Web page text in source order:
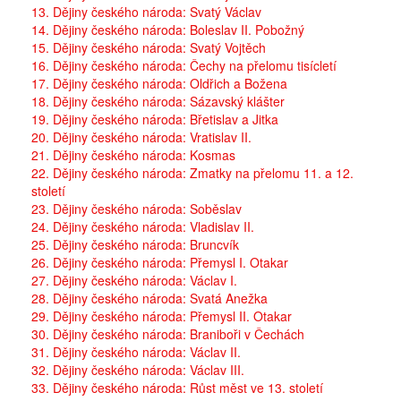
13. Dějiny českého národa: Svatý Václav
14. Dějiny českého národa: Boleslav II. Pobožný
15. Dějiny českého národa: Svatý Vojtěch
16. Dějiny českého národa: Čechy na přelomu tisícletí
17. Dějiny českého národa: Oldřich a Božena
18. Dějiny českého národa: Sázavský klášter
19. Dějiny českého národa: Břetislav a Jitka
20. Dějiny českého národa: Vratislav II.
21. Dějiny českého národa: Kosmas
22. Dějiny českého národa: Zmatky na přelomu 11. a 12.
století
23. Dějiny českého národa: Soběslav
24. Dějiny českého národa: Vladislav II.
25. Dějiny českého národa: Bruncvík
26. Dějiny českého národa: Přemysl I. Otakar
27. Dějiny českého národa: Václav I.
28. Dějiny českého národa: Svatá Anežka
29. Dějiny českého národa: Přemysl II. Otakar
30. Dějiny českého národa: Braniboři v Čechách
31. Dějiny českého národa: Václav II.
32. Dějiny českého národa: Václav III.
33. Dějiny českého národa: Růst měst ve 13. století